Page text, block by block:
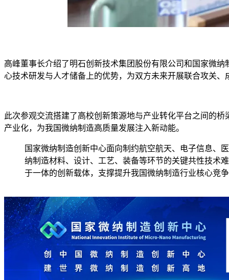
高峰董事长介绍了明石创新技术集团股份有限公司和国家微
心技术研发与人才储备上的优势，为双方未来开展联合攻关
此次参观交流搭建了高校创新策源地与产业转化平台之间的
产业化，为我国微纳制造高质量发展注入新动能。
国家微纳制造创新中心面向制约航空航天、电子信息、
纳制造材料、设计、工艺、装备等环节的关键共性技术
于一体的创新载体，支撑提升我国微纳制造行业核心竞